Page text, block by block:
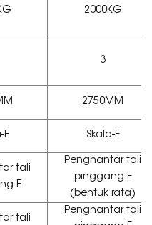
2000KG
3
2750MM
E Skala-E
tali
E
Penghantar tali
pinggang E
(bentuk rata)
tali
Penghantar tali